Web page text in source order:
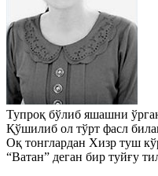
Тупроқ бўлиб яшашни
Қўшилиб ол тўрт фасл
Оқ тонглардан Хизр туш
“Ватан” деган бир туйғу